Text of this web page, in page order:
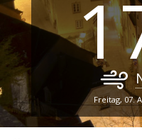
Freitag, 07.